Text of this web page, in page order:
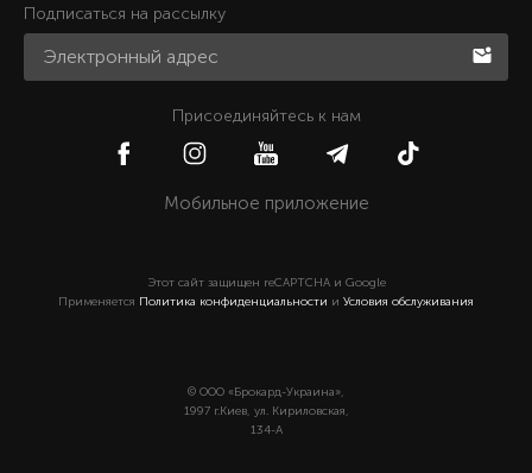
Подписаться на рассылку
Присоединяйтесь к нам
Мобильное приложение
Этот сайт защищен reCAPTCHA и Google
Применяется Политика конфиденциальности и Условия обслуживания
© ООО «Брокард-Украина»,
1997 г.Киев, ул. Кириловская,
134-А